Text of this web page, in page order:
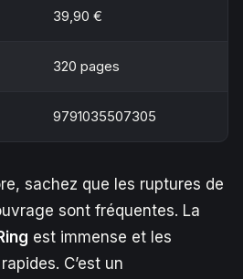
39,90 €
320 pages
9791035507305
sachez que les ruptures de
sont fréquentes. La
est immense et les
C’est un